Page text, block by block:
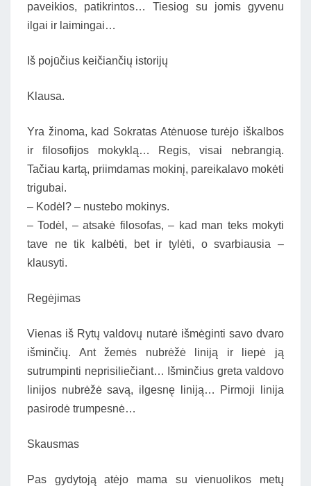
paveikios, patikrintos… Tiesiog su jomis gyvenu
ilgai ir laimingai…
Iš pojūčius keičiančių istorijų
Klausa.
Yra žinoma, kad Sokratas Atėnuose turėjo iškalbos
ir filosofijos mokyklą… Regis, visai nebrangią.
Tačiau kartą, priimdamas mokinį, pareikalavo mokėti
trigubai.
– Kodėl? – nustebo mokinys.
– Todėl, – atsakė filosofas, – kad man teks mokyti
tave ne tik kalbėti, bet ir tylėti, o svarbiausia –
klausyti.
Regėjimas
Vienas iš Rytų valdovų nutarė išmėginti savo dvaro
išminčių. Ant žemės nubrėžė liniją ir liepė ją
sutrumpinti neprisiliečiant… Išminčius greta valdovo
linijos nubrėžė savą, ilgesnę liniją… Pirmoji linija
pasirodė trumpesnė…
Skausmas
Pas gydytoją atėjo mama su vienuolikos metų